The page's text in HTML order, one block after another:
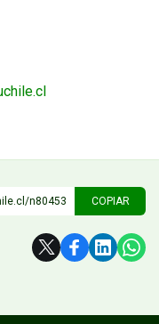
n80453 COPIAR